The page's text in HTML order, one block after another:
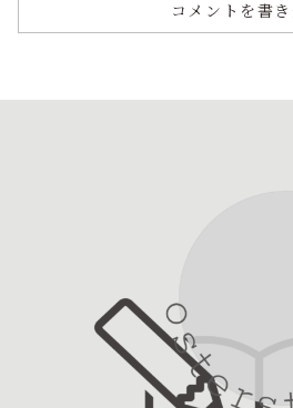
コメントを書